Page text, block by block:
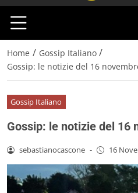
Home / Gossip Italiano /
Gossip: le notizie del 16
Gossip Italiano
Gossip: le notizie del 16
sebastianocascone - 16